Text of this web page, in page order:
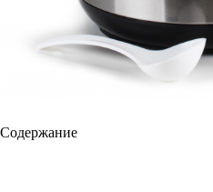
Содержание